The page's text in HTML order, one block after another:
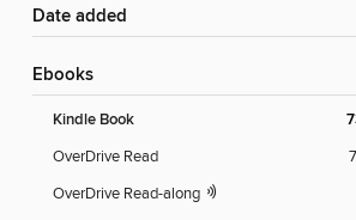
Date added
ebooks
Kindle Book
OverDrive Read
OverDrive Read-along